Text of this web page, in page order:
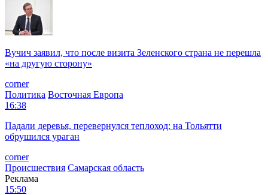
Вучич заявил, что после визита Зеленского страна не перешла
«на другую сторону»
corner
Политика Восточная Европа
16:38
Падали деревья, перевернулся теплоход: на Тольятти
обрушился ураган
corner
Происшествия Самарская область
Реклама
15:50